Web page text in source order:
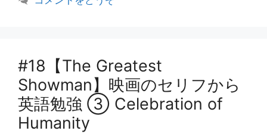
リ
#18【The Greatest
Showman】映画のセリフから
英語勉強 ③ Celebration of
Humanity